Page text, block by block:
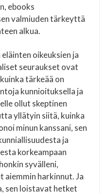
ebooks
valmiuden tärkeyttä
alkua.
oikeuksien ja
seuraukset ovat
tärkeää on
kunnioituksella ja
ollut skeptinen
yllätyin siitä, kuinka
minun kanssani, sen
ja
korkeampaan
syvälleni,
harkinnut. Ja
sen loistavat hetket